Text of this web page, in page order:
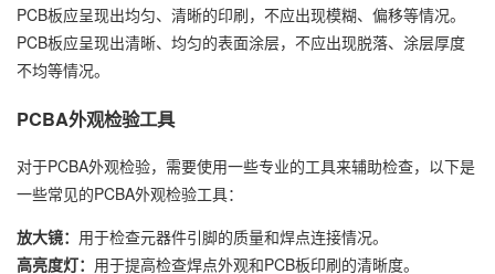
PCB板应呈现出均匀、清晰的印刷，不应出现模糊、偏移等情况。
PCB板应呈现出清晰、均匀的表面涂层，不应出现脱落、涂层厚度
不均等情况。
PCBA外观检验工具
对于PCBA外观检验，需要使用一些专业的工具来辅助检查，以下是
一些常见的PCBA外观检验工具：
放大镜： 用于检查元器件引脚的质量和焊点连接情况。
高亮度灯： 用于提高检查焊点外观和PCB板印刷的清晰度。